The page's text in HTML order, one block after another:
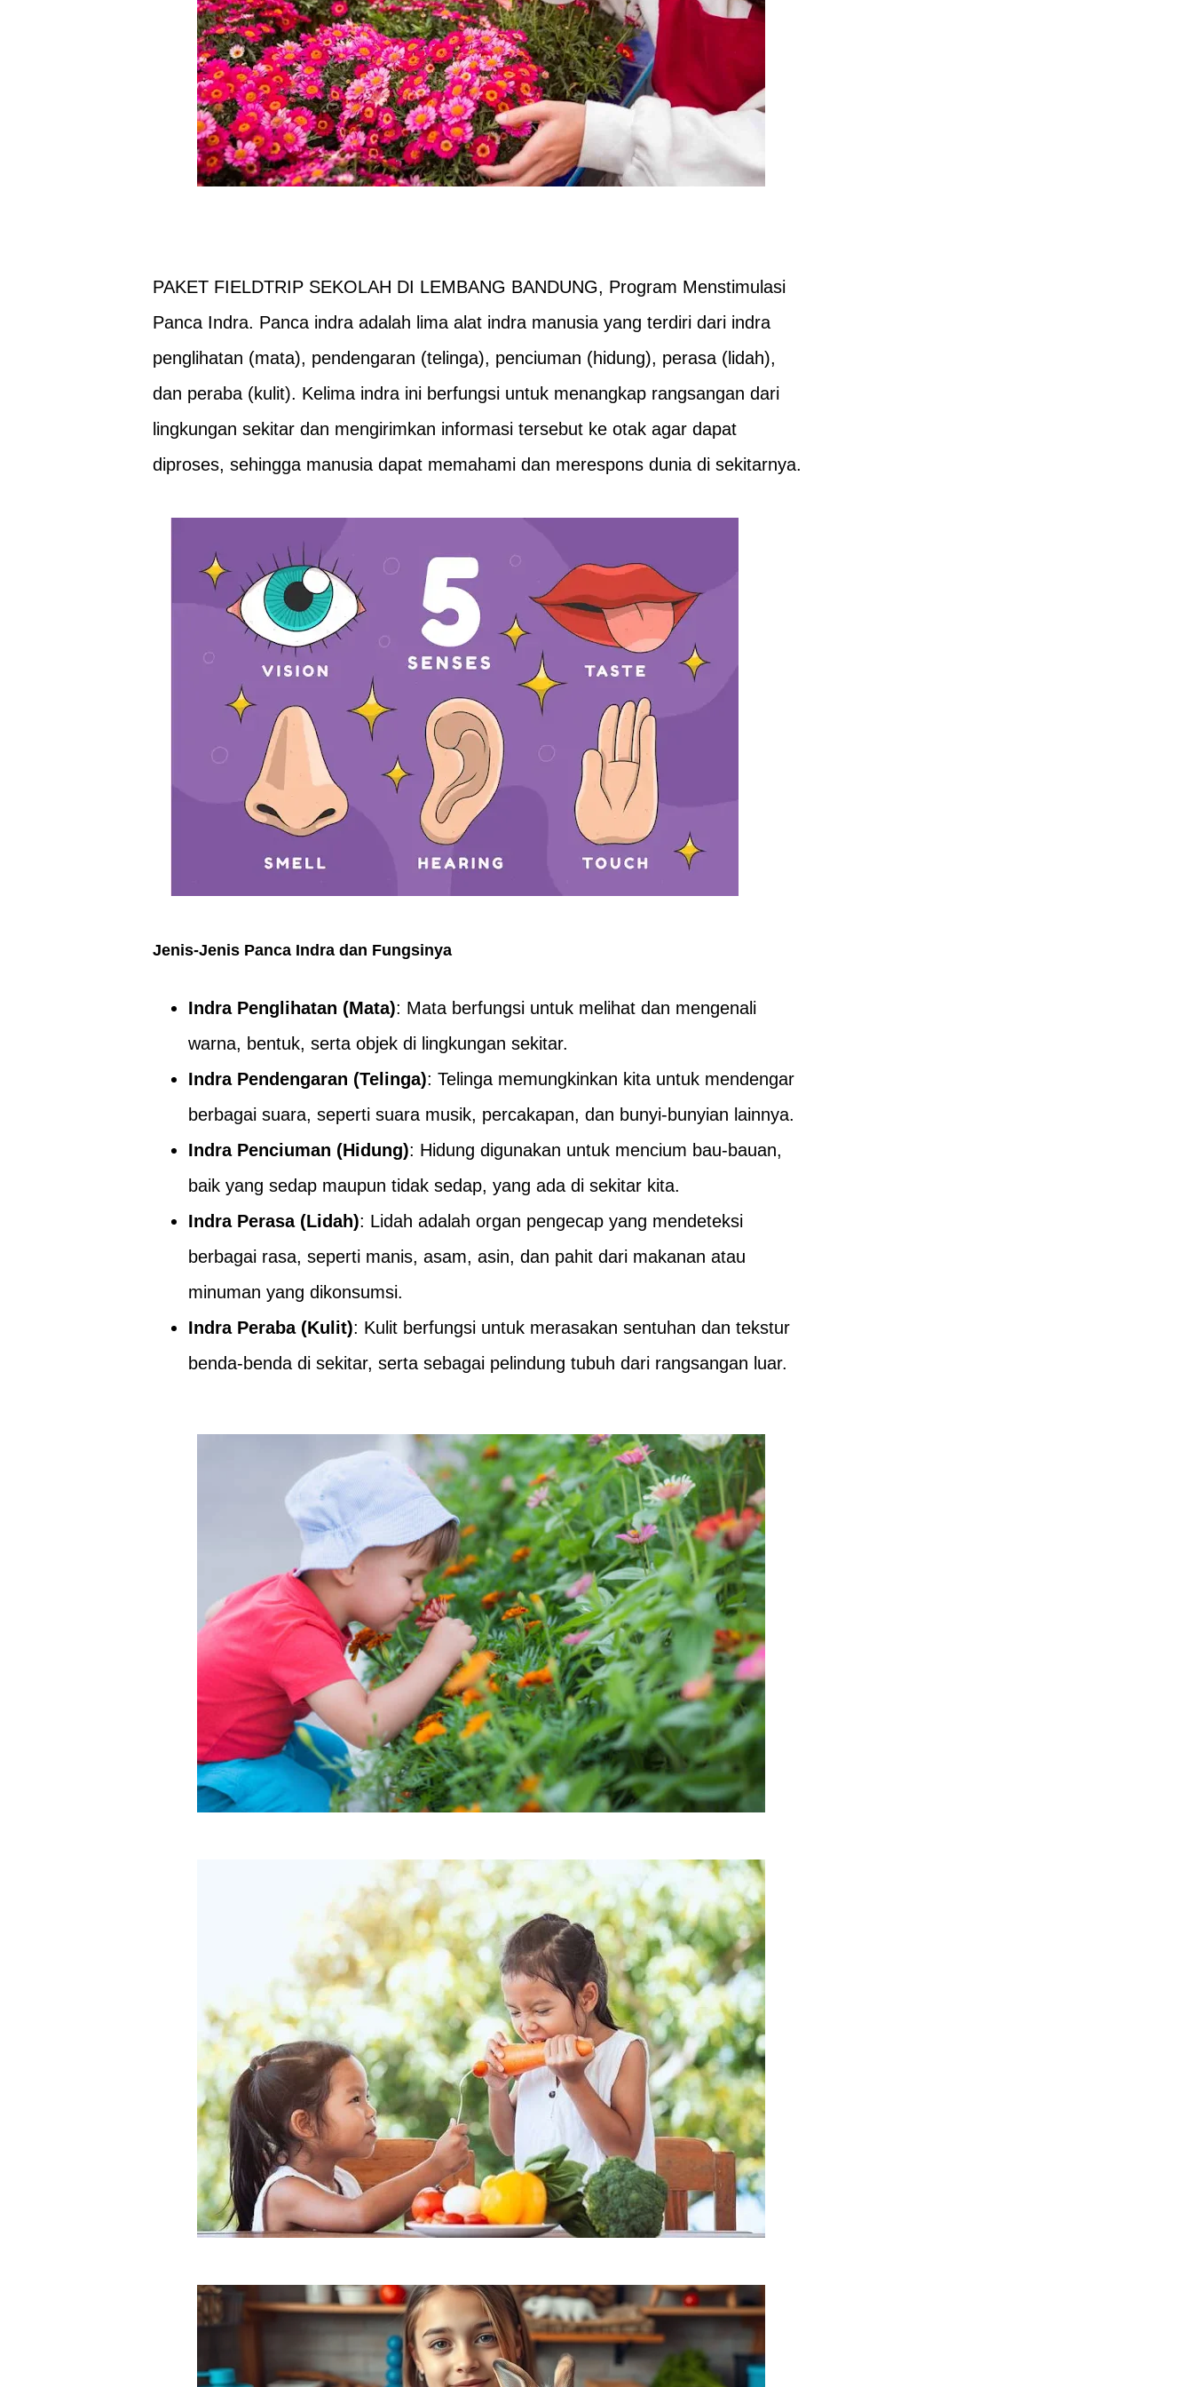
PAKET FIELDTRIP SEKOLAH DI LEMBANG BANDUNG, Program Menstimulasi
Panca Indra. Panca indra adalah lima alat indra manusia yang terdiri dari indra
penglihatan (mata), pendengaran (telinga), penciuman (hidung), perasa (lidah),
dan peraba (kulit). Kelima indra ini berfungsi untuk menangkap rangsangan dari
lingkungan sekitar dan mengirimkan informasi tersebut ke otak agar dapat
diproses, sehingga manusia dapat memahami dan merespons dunia di sekitarnya.
Jenis-Jenis Panca Indra dan Fungsinya
Indra Penglihatan (Mata): Mata berfungsi untuk melihat dan mengenali
warna, bentuk, serta objek di lingkungan sekitar.
Indra Pendengaran (Telinga): Telinga memungkinkan kita untuk mendengar
berbagai suara, seperti suara musik, percakapan, dan bunyi-bunyian lainnya.
Indra Penciuman (Hidung): Hidung digunakan untuk mencium bau-bauan,
baik yang sedap maupun tidak sedap, yang ada di sekitar kita.
Indra Perasa (Lidah): Lidah adalah organ pengecap yang mendeteksi
berbagai rasa, seperti manis, asam, asin, dan pahit dari makanan atau
minuman yang dikonsumsi.
Indra Peraba (Kulit): Kulit berfungsi untuk merasakan sentuhan dan tekstur
benda-benda di sekitar, serta sebagai pelindung tubuh dari rangsangan luar.